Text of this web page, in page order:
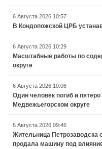
6 Августа 2026 10:57
В Кондопожской ЦРБ
6 Августа 2026 10:29
Масштабные работы по
округе
6 Августа 2026 10:06
Один человек погиб и
Медвежьегорском округе
6 Августа 2026 09:46
Жительница Петрозаводска
продала машину под